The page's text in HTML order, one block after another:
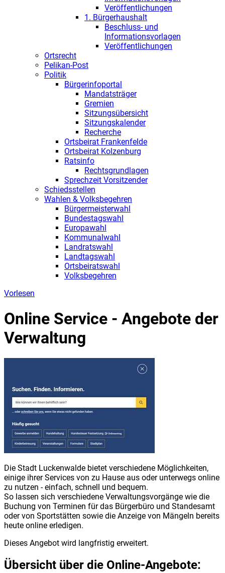
Veröffentlichungen
1. Bürgerhaushalt
Beschluss- und
Informationsvorlagen
Veröffentlichungen
Ortsrecht
Pelikan-Post
Politik
Bürgerinfoportal
Mandatsträger
Gremien
Sitzungsübersicht
Sitzungskalender
Recherche
Ortsbeirat Frankenfelde
Ortsbeirat Kolzenburg
Ratsinfo
Rechtsgrundlagen
Sprechzeit Vorsitzender
Schiedsstellen
Wahlen & Volksbegehren
Bürgermeisterwahl
Bundestagswahl
Europawahl
Kommunalwahl
Landratswahl
Landtagswahl
Ortsbeiratswahl
Volksbegehren
Vorlesen
Online Service - Angebote der
Verwaltung
Die Stadt Luckenwalde bietet verschiedene Möglichkeiten,
einige ihrer Services von zu Hause aus oder unterwegs online
zu nutzen - einfach, schnell und bequem.
So lassen sich verschiedene Verwaltungsvorgänge wie die
Buchung von Terminen für das Bürgerbüro und Standesamt
oder von Sportstätten sowie die Anzeige von Mängeln bereits
heute online erledigen.
Dieses Angebot wird langfristig erweitert.
Übersicht über die Online-Angebote: